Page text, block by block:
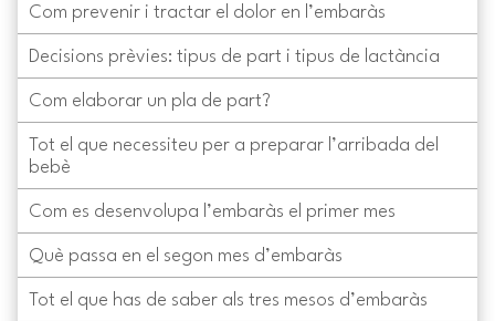
Com prevenir i tractar el dolor en l’embaràs
Decisions prèvies: tipus de part i tipus de lactància
Com elaborar un pla de part?
Tot el que necessiteu per a preparar l’arribada del
bebè
Com es desenvolupa l’embaràs el primer mes
Què passa en el segon mes d’embaràs
Tot el que has de saber als tres mesos d’embaràs